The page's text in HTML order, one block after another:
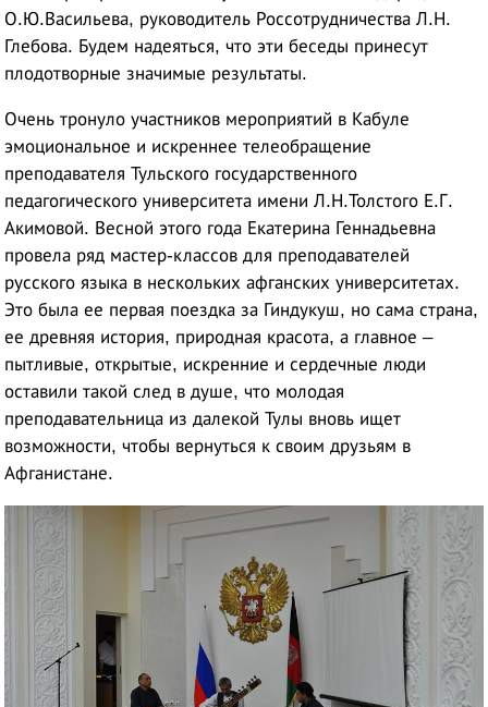
О.Ю.Васильева, руководитель Россотрудничества Л.Н.
Глебова. Будем надеяться, что эти беседы принесут
плодотворные значимые результаты.
Очень тронуло участников мероприятий в Кабуле
эмоциональное и искреннее телеобращение
преподавателя Тульского государственного
педагогического университета имени Л.Н.Толстого Е.Г.
Акимовой. Весной этого года Екатерина Геннадьевна
провела ряд мастер-классов для преподавателей
русского языка в нескольких афганских университетах.
Это была ее первая поездка за Гиндукуш, но сама страна,
ее древняя история, природная красота, а главное –
пытливые, открытые, искренние и сердечные люди
оставили такой след в душе, что молодая
преподавательница из далекой Тулы вновь ищет
возможности, чтобы вернуться к своим друзьям в
Афганистане.